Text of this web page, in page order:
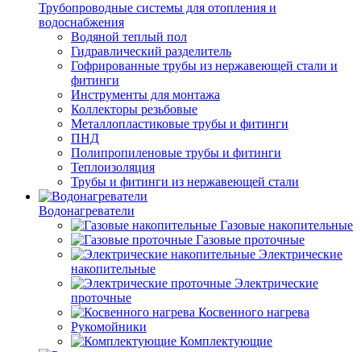
Трубопроводные системы для отопления и
водоснабжения
Водяной теплый пол
Гидравлический разделитель
Гофрированные трубы из нержавеющей стали и
фитинги
Инструменты для монтажа
Коллекторы резьбовые
Металлопластиковые трубы и фитинги
ПНД
Полипропиленовые трубы и фитинги
Теплоизоляция
Трубы и фитинги из нержавеющей стали
Водонагреватели
Газовые накопительные
Газовые проточные
Электрические
накопительные
Электрические
проточные
Косвенного нагрева
Рукомойники
Комплектующие